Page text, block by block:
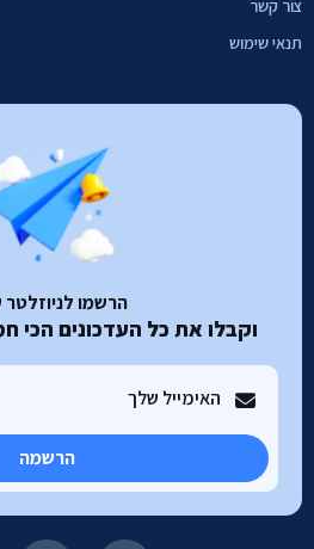
צור קשר
תנאי שימוש
הרשמו לניוזלטר
וקבלו את כל העדכונים הכי
הרשמה